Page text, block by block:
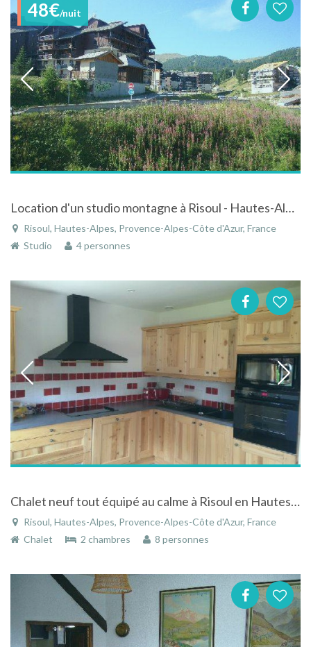
48€/nuit
Location d'un studio montagne à Risoul - Hautes-Alpes - Provence-Alpes-Côte d'Azur
Risoul, Hautes-Alpes, Provence-Alpes-Côte d'Azur, France
Studio
4 personnes
Chalet neuf tout équipé au calme à Risoul en Hautes-Alpes
Risoul, Hautes-Alpes, Provence-Alpes-Côte d'Azur, France
Chalet
2 chambres 8 personnes